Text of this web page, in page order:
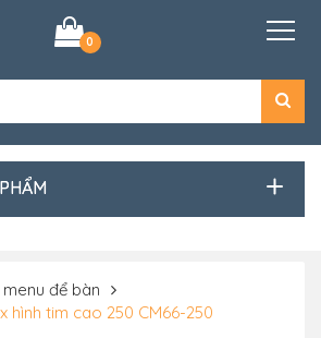
0
menu để bàn
hình tim cao 250 CM66-250